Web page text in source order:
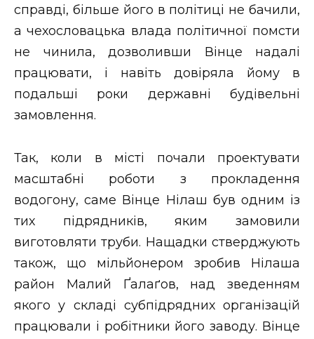
справді, більше його в політиці не бачили,
а чехословацька влада політичної помсти
не чинила, дозволивши Вінце надалі
працювати, і навіть довіряла йому в
подальші роки державні будівельні
замовлення.
Так, коли в місті почали проектувати
масштабні роботи з прокладення
водогону, саме Вінце Нілаш був одним із
тих підрядників, яким замовили
виготовляти труби. Нащадки стверджують
також, що мільйонером зробив Нілаша
район Малий Ґалаґов, над зведенням
якого у складі субпідрядних організацій
працювали і робітники його заводу. Вінце